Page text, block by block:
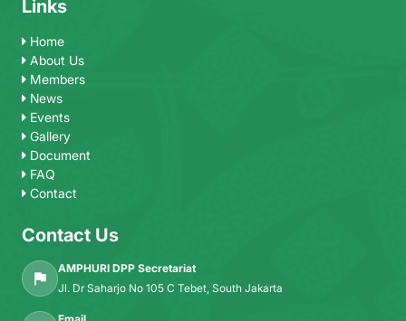
Links
Home
About Us
Members
News
Events
Gallery
Document
FAQ
Contact
Contact Us
AMPHURI DPP Secretariat
Jl. Dr Saharjo No 105 C Tebet, South Jakarta